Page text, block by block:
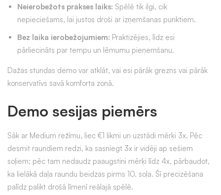
Neierobežots prakses laiks: Spēlē tik ilgi, cik
nepieciešams, lai justos droši ar izņemšanas punktiem.
Bez laika ierobežojumiem: Praktizējies, līdz esi
pārliecināts par tempu un lēmumu pieņemšanu.
Dažas stundas demo var atklāt, vai esi pārāk grezns vai pārāk
konservatīvs savā komforta zonā.
Demo sesijas piemērs
Sāk ar Medium režīmu, liec €1 likmi un uzstādi mērķi 3x. Pēc
desmit raundiem redzi, ka sasniegt 3x ir vidēji ap sešiem
soļiem; pēc tam nedaudz paaugstini mērķi līdz 4x, pārbaudot,
ka lielākā daļa raundu beidzas pirms 10. soļa. Šī precizēšana
palīdz palikt drošā līmenī reālajā spēlē.